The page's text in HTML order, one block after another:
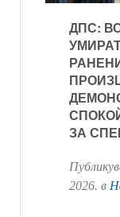
ДПС:
ЗА
2026. в